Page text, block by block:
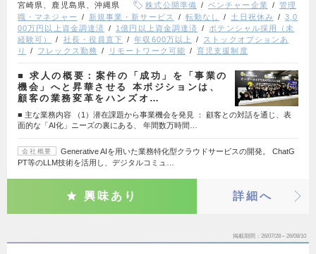
宮崎県、鹿児島県、沖縄県
株式公開準備 ベンチャー企業
管理
職・マネジャー
新規事業・新サービス 転勤なし 土日祝休み
3,0
00万円以上資金調達済
1億円以上資金調達済
ポテンシャル採用（未
経験可）
社長・役員直下 年収600万以上
ストックオプションあ
り
フレックス勤務 リモートワーク可能 育児支援制度
■ 求人の概要：案件の「成功」を「事業の
機会」へと昇華させる 本ポジションは、
顧客の業務変革をハンズオ…
■ 主な業務内容 （1）潜在課題から事業機会を発見 ： 顧客との対話を通じ、表
面的な「AI化」ニーズの裏にある、 年間数万時間…
会社概要
Generative AIを用いた業務特化型クラウドサービスの開発。 ChatG
PT等のLLM技術を活用し、デジタルコミュ…
興味あり 詳細へ
掲載期間 26/07/28～26/08/10